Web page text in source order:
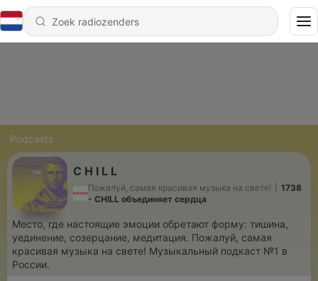
Podcasts
C H I L L
Пожалуй, самая красивая музыка на свете!
1738
- CHILL объединяет сердца
Место, где настоящие эмоции обретают форму: тишина,
уединение, созерцание, медитация. Пожалуй, самая
красивая музыка на свете! Музыкальный подкаст №1 в
России.